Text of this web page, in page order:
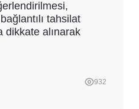
tahsilat
dikkate alınarak
932